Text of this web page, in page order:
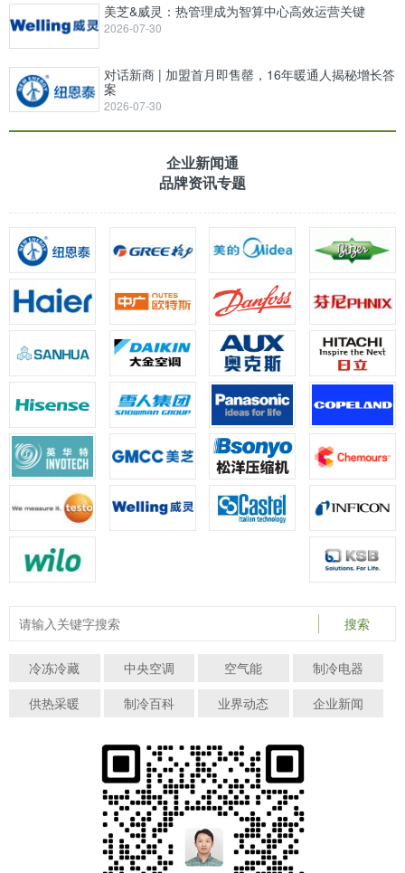
美芝&威灵：热管理成为智算中心高效运营关键
2026-07-30
对话新商 | 加盟首月即售罄，16年暖通人揭秘增长答
案
2026-07-30
企业新闻通
品牌资讯专题
搜索
冷冻冷藏 中央空调 空气能
制冷电器
供热采暖
制冷百科 业界动态 企业新闻